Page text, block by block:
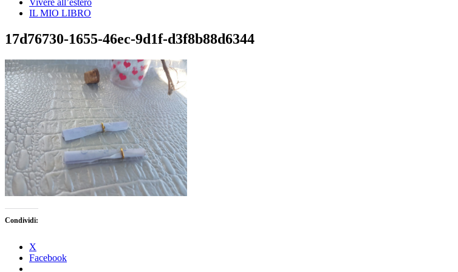
Vivere all’estero
IL MIO LIBRO
17d76730-1655-46ec-9d1f-d3f8b88d6344
Condividi:
X
Facebook